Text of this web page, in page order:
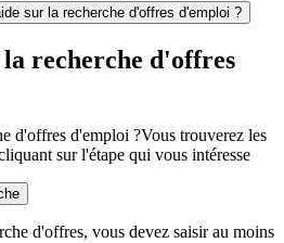
sur la recherche d'offres d'emploi ?
recherche d'offres
d'offres d'emploi ?Vous trouverez les
sur l'étape qui vous intéresse
d'offres, vous devez saisir au moins